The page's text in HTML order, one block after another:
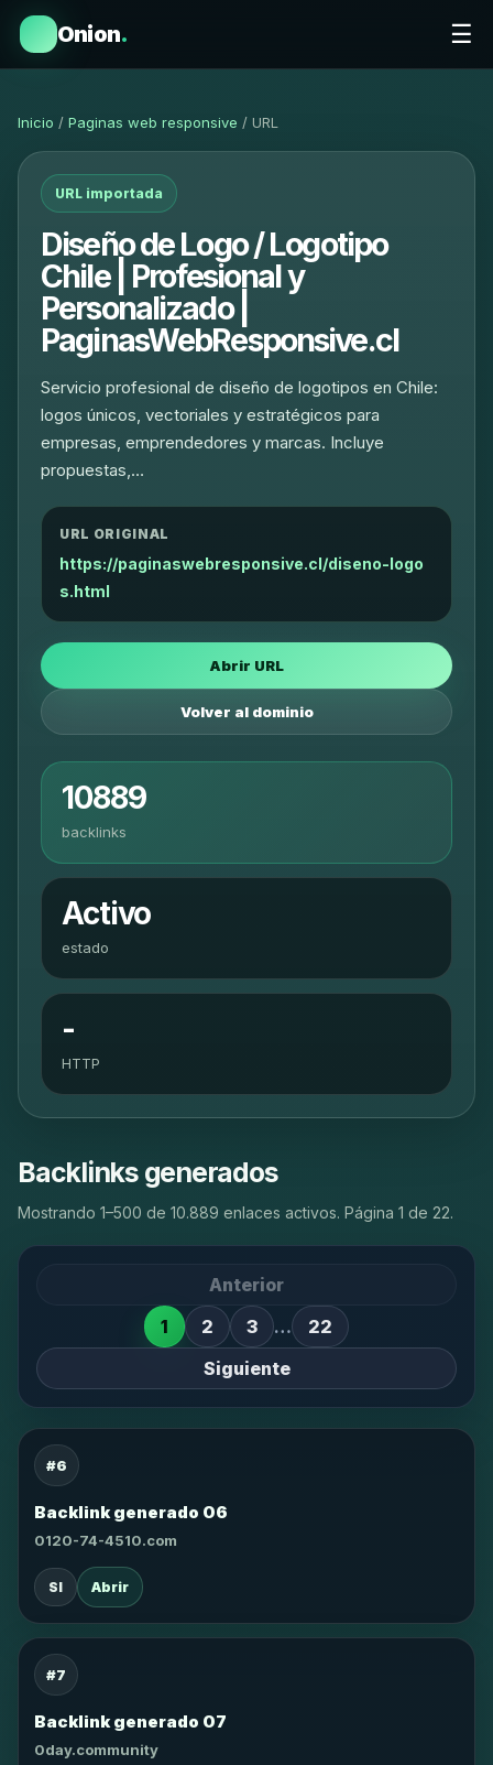
Onion. ☰
Inicio / Paginas web responsive / URL
URL importada
Diseño de Logo / Logotipo
Chile | Profesional y
Personalizado |
PaginasWebResponsive.cl
Servicio profesional de diseño de logotipos en Chile:
logos únicos, vectoriales y estratégicos para
empresas, emprendedores y marcas. Incluye
propuestas,…
URL ORIGINAL
https://paginaswebresponsive.cl/diseno-logo
s.html
Abrir URL
Volver al dominio
10889
backlinks
Activo
estado
-
HTTP
Backlinks generados
Mostrando 1–500 de 10.889 enlaces activos. Página 1 de 22.
Anterior
1
2 3 …
22
Siguiente
#6
Backlink generado 06
0120-74-4510.com
SI Abrir
#7
Backlink generado 07
0day.community